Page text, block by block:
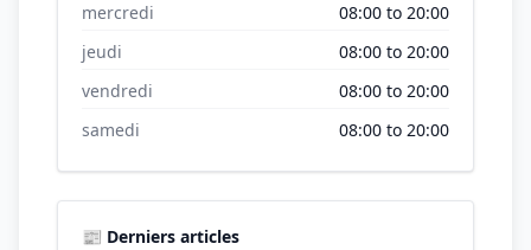
mercredi
08:00 to 20:00
jeudi
08:00 to 20:00
vendredi
08:00 to 20:00
samedi
08:00 to 20:00
📰 Derniers articles